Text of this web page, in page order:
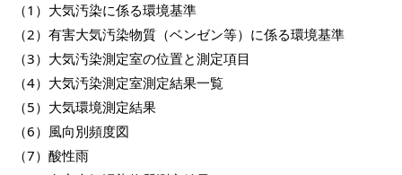
（1）大気汚染に係る環境基準
（2）有害大気汚染物質（ベンゼン等）に係る環境基準
（3）大気汚染測定室の位置と測定項目
（4）大気汚染測定室測定結果一覧
（5）大気環境測定結果
（6）風向別頻度図
（7）酸性雨